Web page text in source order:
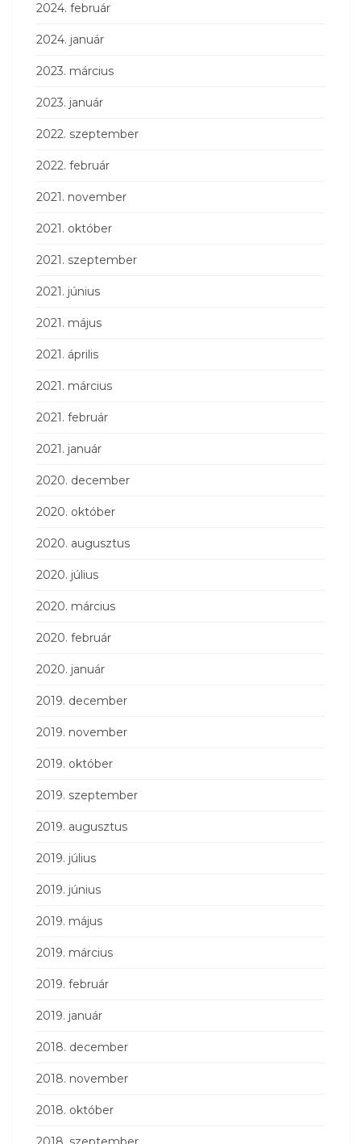
2024. február
2024. január
2023. március
2023. január
2022. szeptember
2022. február
2021. november
2021. október
2021. szeptember
2021. június
2021. május
2021. április
2021. március
2021. február
2021. január
2020. december
2020. október
2020. augusztus
2020. július
2020. március
2020. február
2020. január
2019. december
2019. november
2019. október
2019. szeptember
2019. augusztus
2019. július
2019. június
2019. május
2019. március
2019. február
2019. január
2018. december
2018. november
2018. október